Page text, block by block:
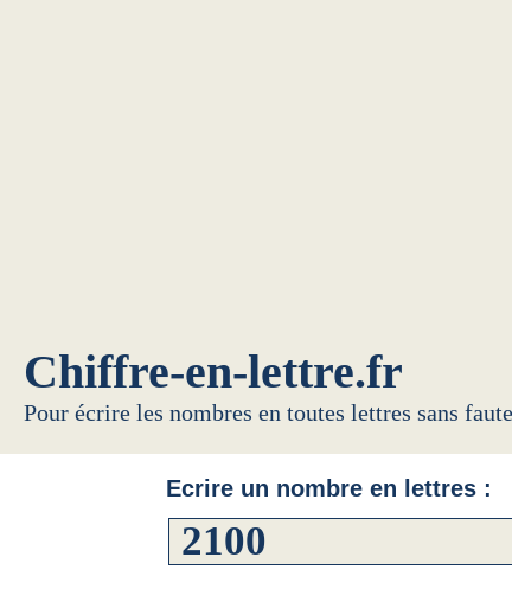
Chiffre-en-lettre.fr
Pour écrire les nombres en toutes lettres sans
Ecrire un nombre en lettres :